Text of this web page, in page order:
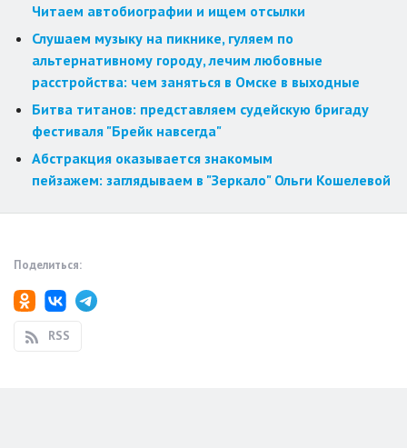
Читаем автобиографии и ищем отсылки
Слушаем музыку на пикнике, гуляем по
альтернативному городу, лечим любовные
расстройства: чем заняться в Омске в выходные
Битва титанов: представляем судейскую бригаду
фестиваля "Брейк навсегда"
Абстракция оказывается знакомым
пейзажем: заглядываем в "Зеркало" Ольги Кошелевой
Поделиться:
RSS